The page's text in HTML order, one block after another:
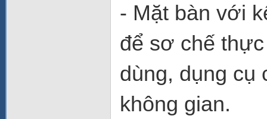
- Mặt bàn với
để sơ chế
dùng, dụng cụ
không gian.